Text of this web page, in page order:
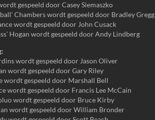
gespeeld door Casey Siemaszko
Chambers wordt gespeeld door Bradley Gregg
wordt gespeeld door John Cusack
Hogan wordt gespeeld door Andy Lindberg
wordt gespeeld door Jason Oliver
wordt gespeeld door Gary Riley
wordt gespeeld door Marshall Bell
wordt gespeeld door Francis Lee McCain
wordt gespeeld door Bruce Kirby
wordt gespeeld door William Bronder